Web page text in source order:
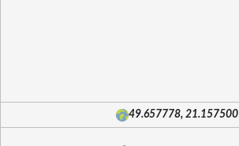
49.657778, 21.157500